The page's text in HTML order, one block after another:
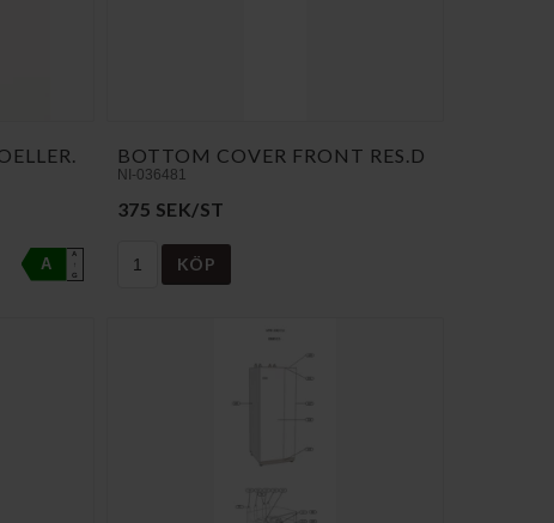
A
A
↑
G
BOTTOM COVER FRONT RES.D
NI-036481
375 SEK/ST
KÖP